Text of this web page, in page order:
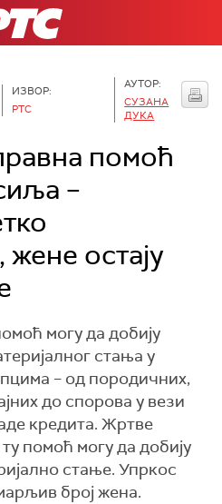
ИЗВОР:
РТС
АУТОР:
СУЗАНА
ДУКА
помоћ
–
остају
могу да добију
стања у
– од породичних,
до спорова у вези
кредита. Жртве
помоћ могу да добију
стање. Упркос
број жена.